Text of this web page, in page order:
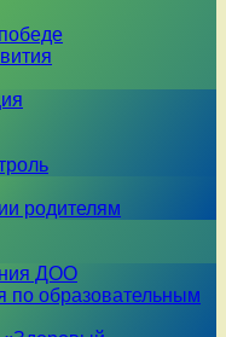
родителям
ДОО
по образовательным